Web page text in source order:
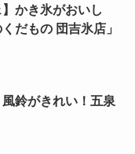
】かき氷がおいし
だもの 団吉氷店」
風鈴がきれい！五泉